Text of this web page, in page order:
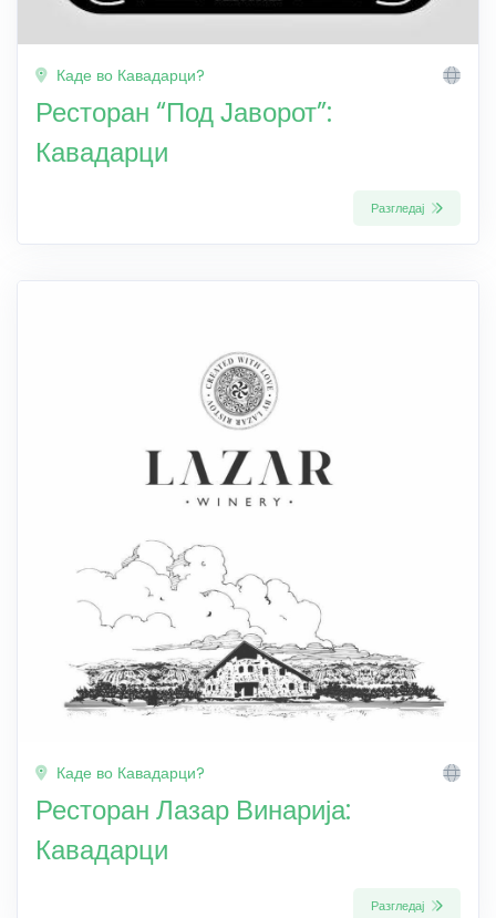
Каде во Кавадарци?
Ресторан “Под Јаворот”:
Кавадарци
Разгледај
Каде во Кавадарци?
Ресторан Лазар Винарија:
Кавадарци
Разгледај